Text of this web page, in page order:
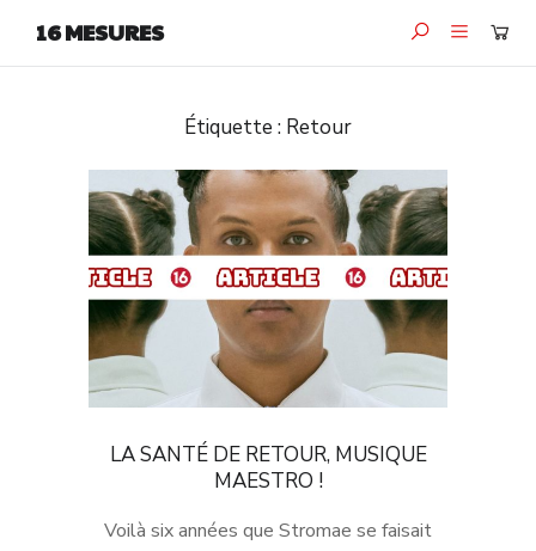
16 MESURES
Étiquette : Retour
LA SANTÉ DE RETOUR, MUSIQUE
MAESTRO !
Voilà six années que Stromae se faisait